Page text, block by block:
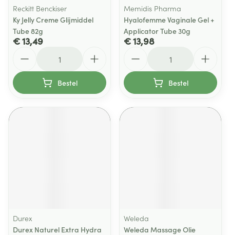
Reckitt Benckiser
Ky Jelly Creme Glijmiddel
Tube 82g
€ 13,49
Bestel
Memidis Pharma
Hyalofemme Vaginale Gel +
Applicator Tube 30g
€ 13,98
Bestel
Durex
Durex Naturel Extra Hydra
Weleda
Weleda Massage Olie